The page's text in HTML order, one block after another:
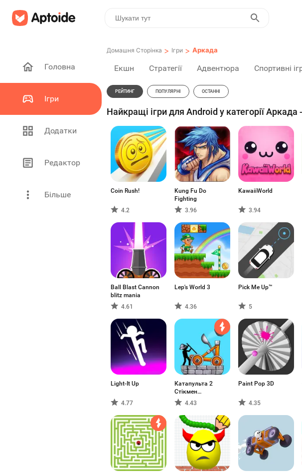
Головна
Ігри
Додатки
Редактор
Більше
Домашня Сторінка > Ігри > Аркада
Екшн Стратегії Адвентюра Спортивні
РЕЙТИНГ ПОПУЛЯРНІ ОСТАННІ
Найкращі ігри для Android у категорії Аркада
Coin Rush!
4.2
Kung Fu Do
Fighting
3.96
KawaiiWorld
3.94
Ball Blast Cannon
blitz mania
4.61
Lep's World 3
4.36
Pick Me Up™
5
Light-It Up
4.77
Катапульта 2
Стікмен
человечки
4.43
Paint Pop 3D
4.35